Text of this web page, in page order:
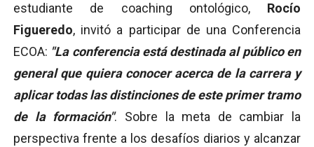
estudiante de coaching ontológico, Rocío
Figueredo, invitó a participar de una Conferencia
ECOA: "La conferencia está destinada al público en
general que quiera conocer acerca de la carrera y
aplicar todas las distinciones de este primer tramo
de la formación". Sobre la meta de cambiar la
perspectiva frente a los desafíos diarios y alcanzar